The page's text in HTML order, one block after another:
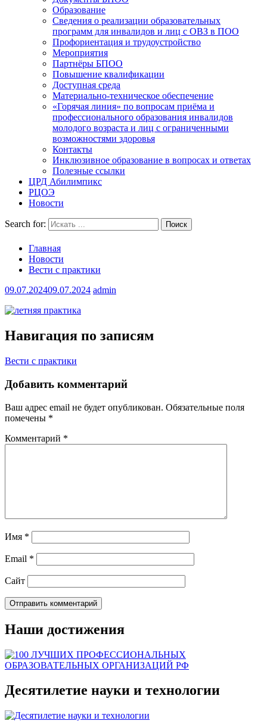
Образование
Сведения о реализации образовательных
программ для инвалидов и лиц с ОВЗ в ПОО
Профориентация и трудоустройство
Мероприятия
Партнёры БПОО
Повышение квалификации
Доступная среда
Материально-техническое обеспечение
«Горячая линия» по вопросам приёма и
профессионального образования инвалидов
молодого возраста и лиц с ограниченными
возможностями здоровья
Контакты
Инклюзивное образование в вопросах и ответах
Полезные ссылки
ЦРД Абилимпикс
РЦОЭ
Новости
Search for:
Главная
Новости
Вести с практики
09.07.202409.07.2024 admin
Навигация по записям
Вести с практики
Добавить комментарий
Ваш адрес email не будет опубликован. Обязательные поля
помечены *
Комментарий *
Имя *
Email *
Сайт
Наши достижения
Десятилетие науки и технологии